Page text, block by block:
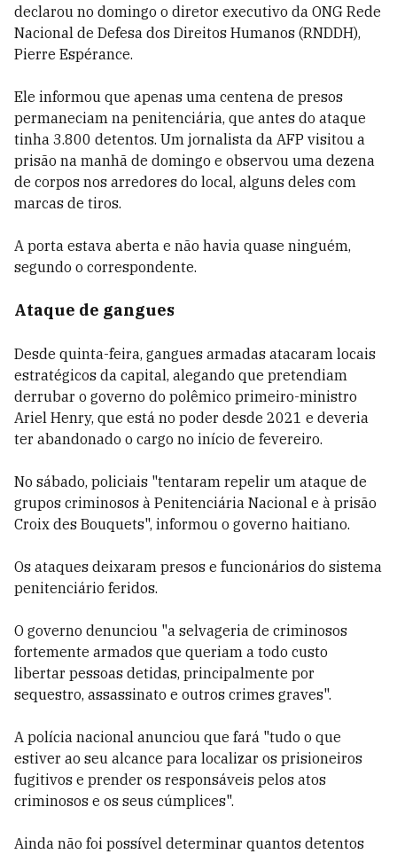
declarou no domingo o diretor executivo da ONG Rede
Nacional de Defesa dos Direitos Humanos (RNDDH),
Pierre Espérance.
Ele informou que apenas uma centena de presos
permaneciam na penitenciária, que antes do ataque
tinha 3.800 detentos. Um jornalista da AFP visitou a
prisão na manhã de domingo e observou uma dezena
de corpos nos arredores do local, alguns deles com
marcas de tiros.
A porta estava aberta e não havia quase ninguém,
segundo o correspondente.
Ataque de gangues
Desde quinta-feira, gangues armadas atacaram locais
estratégicos da capital, alegando que pretendiam
derrubar o governo do polêmico primeiro-ministro
Ariel Henry, que está no poder desde 2021 e deveria
ter abandonado o cargo no início de fevereiro.
No sábado, policiais "tentaram repelir um ataque de
grupos criminosos à Penitenciária Nacional e à prisão
Croix des Bouquets", informou o governo haitiano.
Os ataques deixaram presos e funcionários do sistema
penitenciário feridos.
O governo denunciou "a selvageria de criminosos
fortemente armados que queriam a todo custo
libertar pessoas detidas, principalmente por
sequestro, assassinato e outros crimes graves".
A polícia nacional anunciou que fará "tudo o que
estiver ao seu alcance para localizar os prisioneiros
fugitivos e prender os responsáveis pelos atos
criminosos e os seus cúmplices".
Ainda não foi possível determinar quantos detentos